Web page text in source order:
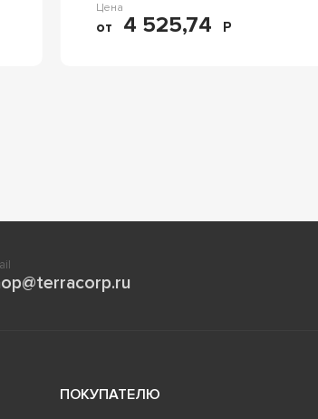
Цена
от 4 525,74 Р
ПОКУПАТЕЛЮ